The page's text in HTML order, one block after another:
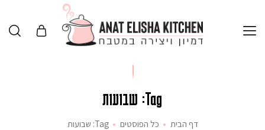
Tag: שבועות
דף הבית כל הפוסטים Tag: שבועות